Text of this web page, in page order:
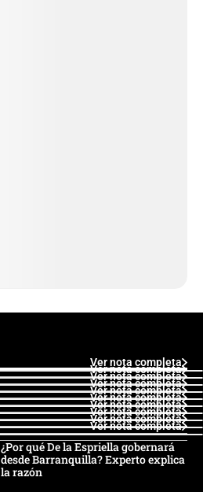
Ver nota completa
Ver nota completa
Ver nota completa
Ver nota completa
Ver nota completa
Ver nota completa
Ver nota completa
Ver nota completa
Ver nota completa
Ver nota completa
¿Por qué De la Espriella gobernará
desde Barranquilla? Experto explica
la razón